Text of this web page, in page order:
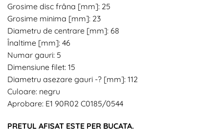
Grosime disc frâna [mm]: 25
Grosime minima [mm]: 23
Diametru de centrare [mm]: 68
Înaltime [mm]: 46
Numar gauri: 5
Dimensiune filet: 15
Diametru asezare gauri -? [mm]: 112
Culoare: negru
Aprobare: E1 90R02 C0185/0544
PRETUL AFISAT ESTE PER BUCATA.